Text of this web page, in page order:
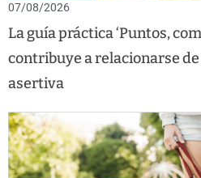
07/08/2026
La guía práctica ‘Puntos,
contribuye a relacionarse
asertiva